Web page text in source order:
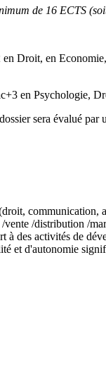
de 16 ECTS
Droit, en
en Psychologie,
sera évalué par
communication,
vente /distribution /
des activités de
et d'autonomie